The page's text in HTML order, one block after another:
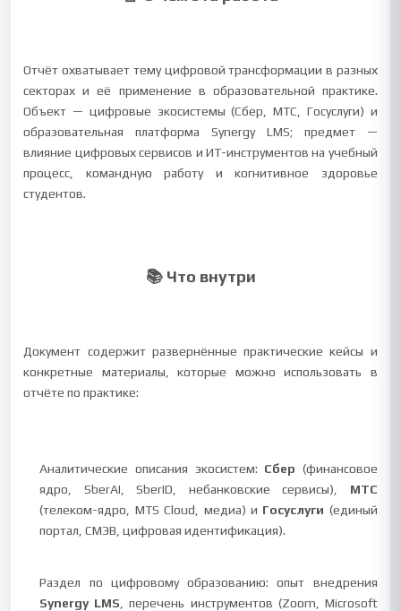
Отчёт охватывает тему цифровой трансформации в разных
секторах и её применение в образовательной практике.
Объект — цифровые экосистемы (Сбер, МТС, Госуслуги) и
образовательная платформа Synergy LMS; предмет —
влияние цифровых сервисов и ИТ-инструментов на учебный
процесс, командную работу и когнитивное здоровье
студентов.
📚 Что внутри
Документ содержит развернённые практические кейсы и
конкретные материалы, которые можно использовать в
отчёте по практике:
Аналитические описания экосистем: Сбер (финансовое
ядро, SberAI, SberID, небанковские сервисы), МТС
(телеком-ядро, MTS Cloud, медиа) и Госуслуги (единый
портал, СМЭВ, цифровая идентификация).
Раздел по цифровому образованию: опыт внедрения
Synergy LMS , перечень инструментов (Zoom, Microsoft